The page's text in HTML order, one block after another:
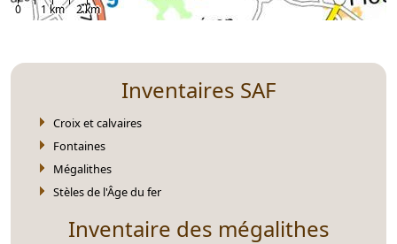
0 1 km 2 km
Inventaires SAF
Croix et calvaires
Fontaines
Mégalithes
Stèles de l'Âge du fer
Inventaire des mégalithes